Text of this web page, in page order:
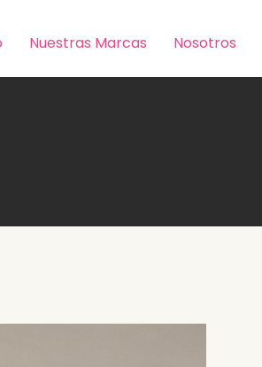
Nuestras Marcas Nosotros